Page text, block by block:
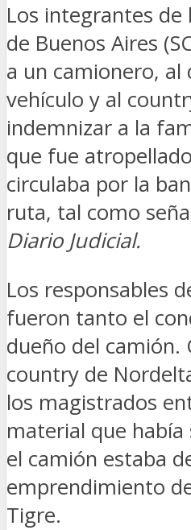
Los integrantes de
de Buenos Aires
a un camionero, al
vehículo y al
indemnizar a la
que fue
circulaba por la
ruta, tal como
Diario Judicial.
Los responsables
fueron tanto el
dueño del camión.
country de
los magistrados
material que había
el camión estaba
emprendimiento
Tigre.